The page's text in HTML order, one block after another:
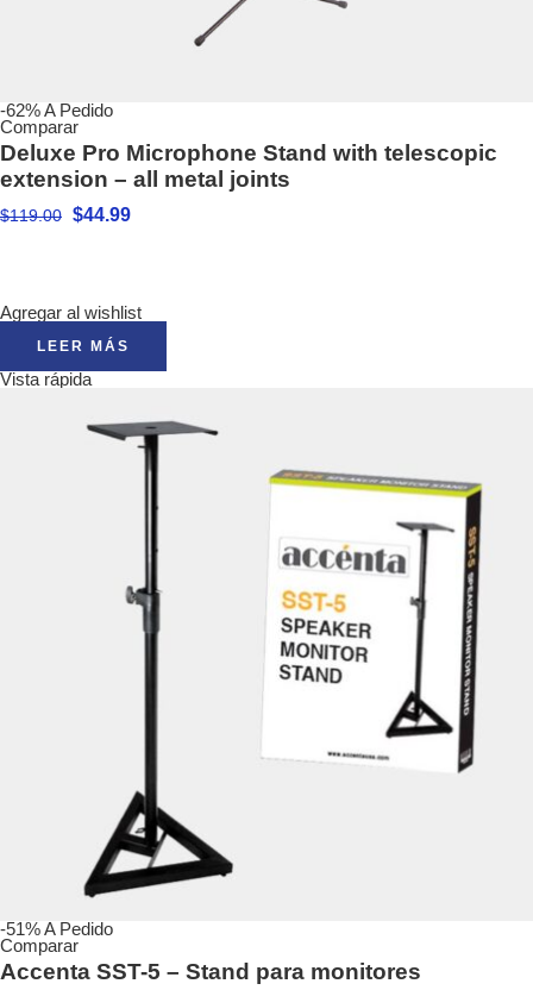
-62%A Pedido
Comparar
Deluxe Pro Microphone Stand with telescopic
extension – all metal joints
$119.00 $44.99
Agregar al wishlist
LEER MÁS
Vista rápida
-51%A Pedido
Comparar
Accenta SST-5 – Stand para monitores